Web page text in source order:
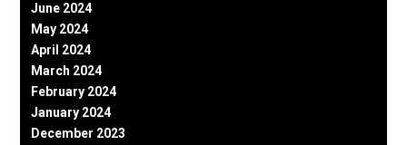
June 2024
May 2024
April 2024
March 2024
February 2024
January 2024
December 2023